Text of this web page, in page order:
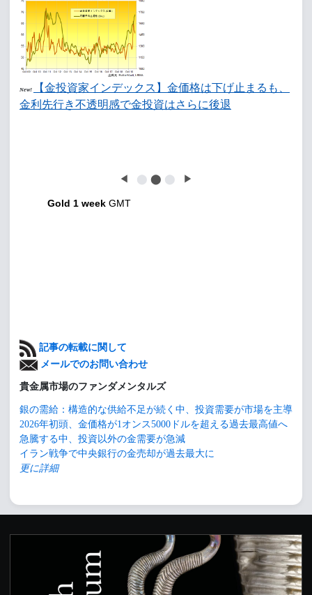
New!
【金投資家インデックス】金価格は下げ止まるも、
金利先行き不透明感で金投資はさらに後退
◀ ⬤ ⬤ ⬤ ▶
Gold 1 week GMT
記事の転載に関して
メールでのお問い合わせ
貴金属市場のファンダメンタルズ
銀の需給：構造的な供給不足が続く中、投資需要が市場を主導
2026年初頭、金価格が1オンス5000ドルを超える過去最高値へ
急騰する中、投資以外の金需要が急減
イラン戦争で中央銀行の金売却が過去最大に
更に詳細